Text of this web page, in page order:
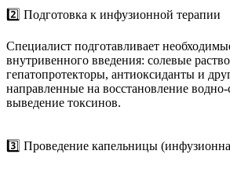
2️⃣ Подготовка к инфузионной терапии
Специалист подготавливает
внутривенного введения: солевые
гепатопротекторы, антиоксиданты и
направленные на восстановление водно-
выведение токсинов.
3️⃣ Проведение капельницы